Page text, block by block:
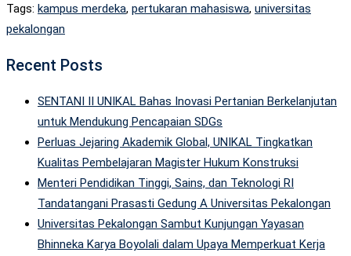
Tags: kampus merdeka, pertukaran mahasiswa, universitas
pekalongan
Recent Posts
SENTANI II UNIKAL Bahas Inovasi Pertanian Berkelanjutan
untuk Mendukung Pencapaian SDGs
Perluas Jejaring Akademik Global, UNIKAL Tingkatkan
Kualitas Pembelajaran Magister Hukum Konstruksi
Menteri Pendidikan Tinggi, Sains, dan Teknologi RI
Tandatangani Prasasti Gedung A Universitas Pekalongan
Universitas Pekalongan Sambut Kunjungan Yayasan
Bhinneka Karya Boyolali dalam Upaya Memperkuat Kerja